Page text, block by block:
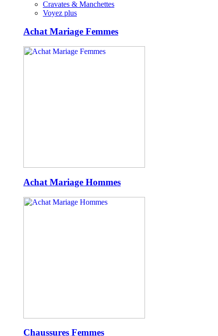
Cravates & Manchettes
Voyez plus
Achat Mariage Femmes
Achat Mariage Hommes
Chaussures Femmes